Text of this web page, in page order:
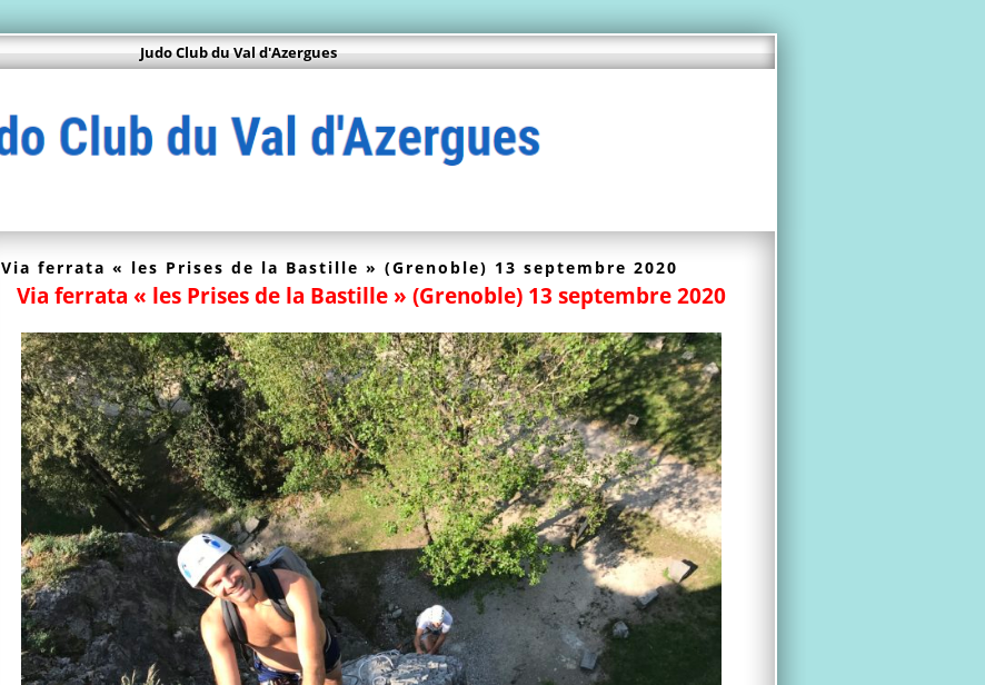
Judo Club du Val d'Azergues
Via ferrata « les Prises de la Bastille » (Grenoble) 13 septembre 2020
Via ferrata « les Prises de la Bastille » (Grenoble) 13 septembre 2020